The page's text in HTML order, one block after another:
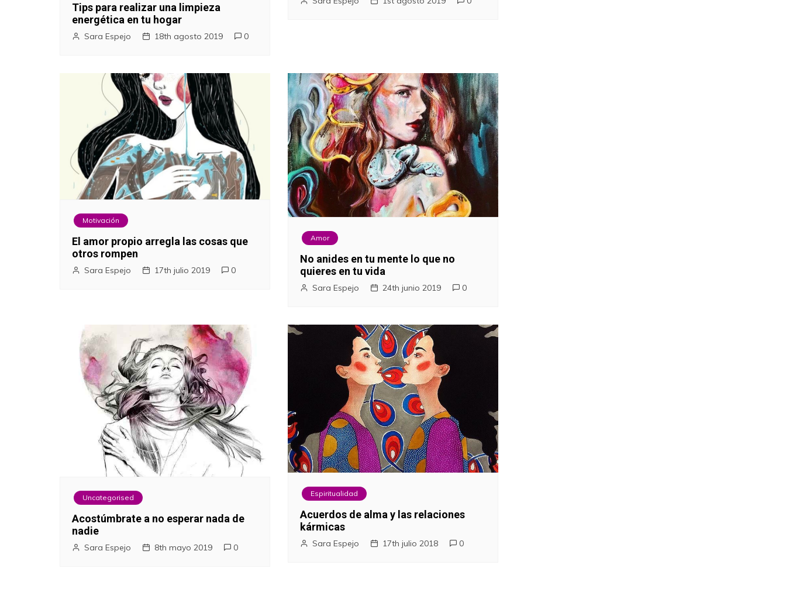
Tips para realizar una limpieza
energética en tu hogar
Sara Espejo 18th agosto 2019 0
Motivación
El amor propio arregla las cosas que
otros rompen
Sara Espejo 17th julio 2019 0
Amor
No anides en tu mente lo que no
quieres en tu vida
Sara Espejo 24th junio 2019 0
Uncategorised
Acostúmbrate a no esperar nada de
nadie
Sara Espejo 8th mayo 2019 0
Espiritualidad
Acuerdos de alma y las relaciones
kármicas
Sara Espejo 17th julio 2018 0